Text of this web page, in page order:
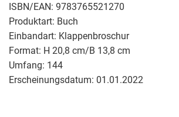
ISBN/EAN: 9783765521270
Produktart: Buch
Einbandart: Klappenbroschur
Format: H 20,8 cm/B 13,8 cm
Umfang: 144
Erscheinungsdatum: 01.01.2022